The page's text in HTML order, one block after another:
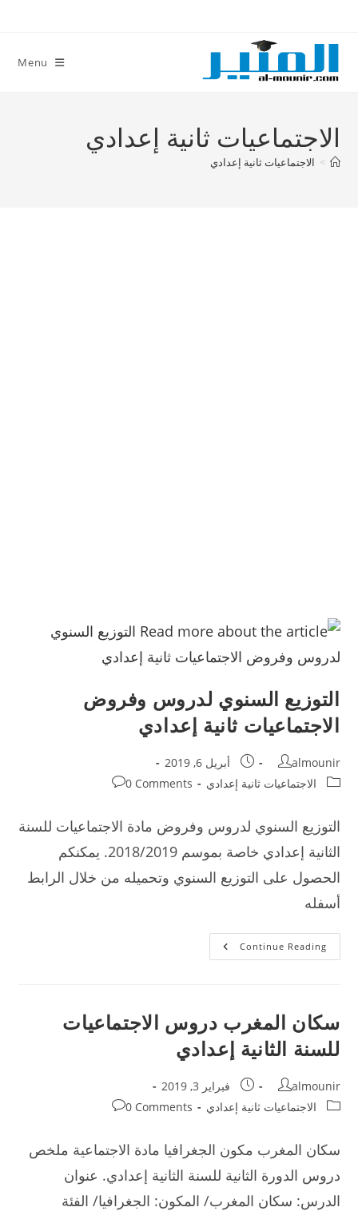
content
Menu
الاجتماعيات ثانية إعدادي
> الاجتماعيات ثانية إعدادي
التوزيع السنوي لدروس وفروض
الاجتماعيات ثانية إعدادي
Post
author:
almounir
Post
published:
أبريل 6, 2019
Post
الاجتماعيات ثانية إعدادي
Post
0 Comments
التوزيع السنوي لدروس وفروض مادة الاجتماعيات للسنة
الثانية إعدادي خاصة بموسم 2018/2019. يمكنكم
الحصول على التوزيع السنوي وتحميله من خلال الرابط
أسفله
Continue Readingالتوزيع
السنوي
سكان المغرب دروس الاجتماعيات
للسنة الثانية إعدادي
Post
author:
almounir
Post
published:
فبراير 3, 2019
Post
الاجتماعيات ثانية إعدادي
Post
0 Comments
سكان المغرب مكون الجغرافيا مادة الاجتماعية ملخص
دروس الدورة الثانية للسنة الثانية إعدادي. عنوان
الدرس: سكان المغرب/ المكون: الجغرافيا/ الفئة